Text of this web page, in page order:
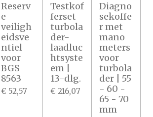
Reserv
e
veiligh
eidsve
ntiel
voor
BGS
8563
€ 52,57
Testkof
ferset
turbola
der-
laadluc
htsyste
em |
13-dlg.
€ 216,07
Diagno
sekoffe
r met
mano
meters
voor
turbola
der | 55
- 60 -
65 - 70
mm